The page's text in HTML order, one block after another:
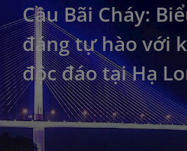
Cầu Bãi Cháy:
đáng tự hào với
độc đáo tại Hạ